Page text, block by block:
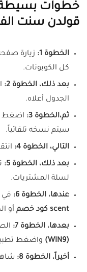
خطوات
قولدن سنت
الخطوة 1: زيارة
كل الكوبونات.
بعد ذلك، الخطوة 2:
الجدول أعلاه.
ثم،الخطوة 3: اضغط
سيتم نسخه تلقائياً.
التالي، الخطوة 4:
بعد ذلك، الخطوة 5:
لسلة المشتريات.
عندها، الخطوة 6: في
scent كود خصم
أو
بعدها، الخطوة 7:
(WIN9)
واضغط
أخيراً، الخطوة 8: